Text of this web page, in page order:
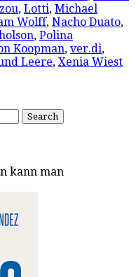
, Lotti, Michael
Wolff, Nacho Duato,
, Polina
Koopman, ver.di,
Leere, Xenia Wiest
kann man